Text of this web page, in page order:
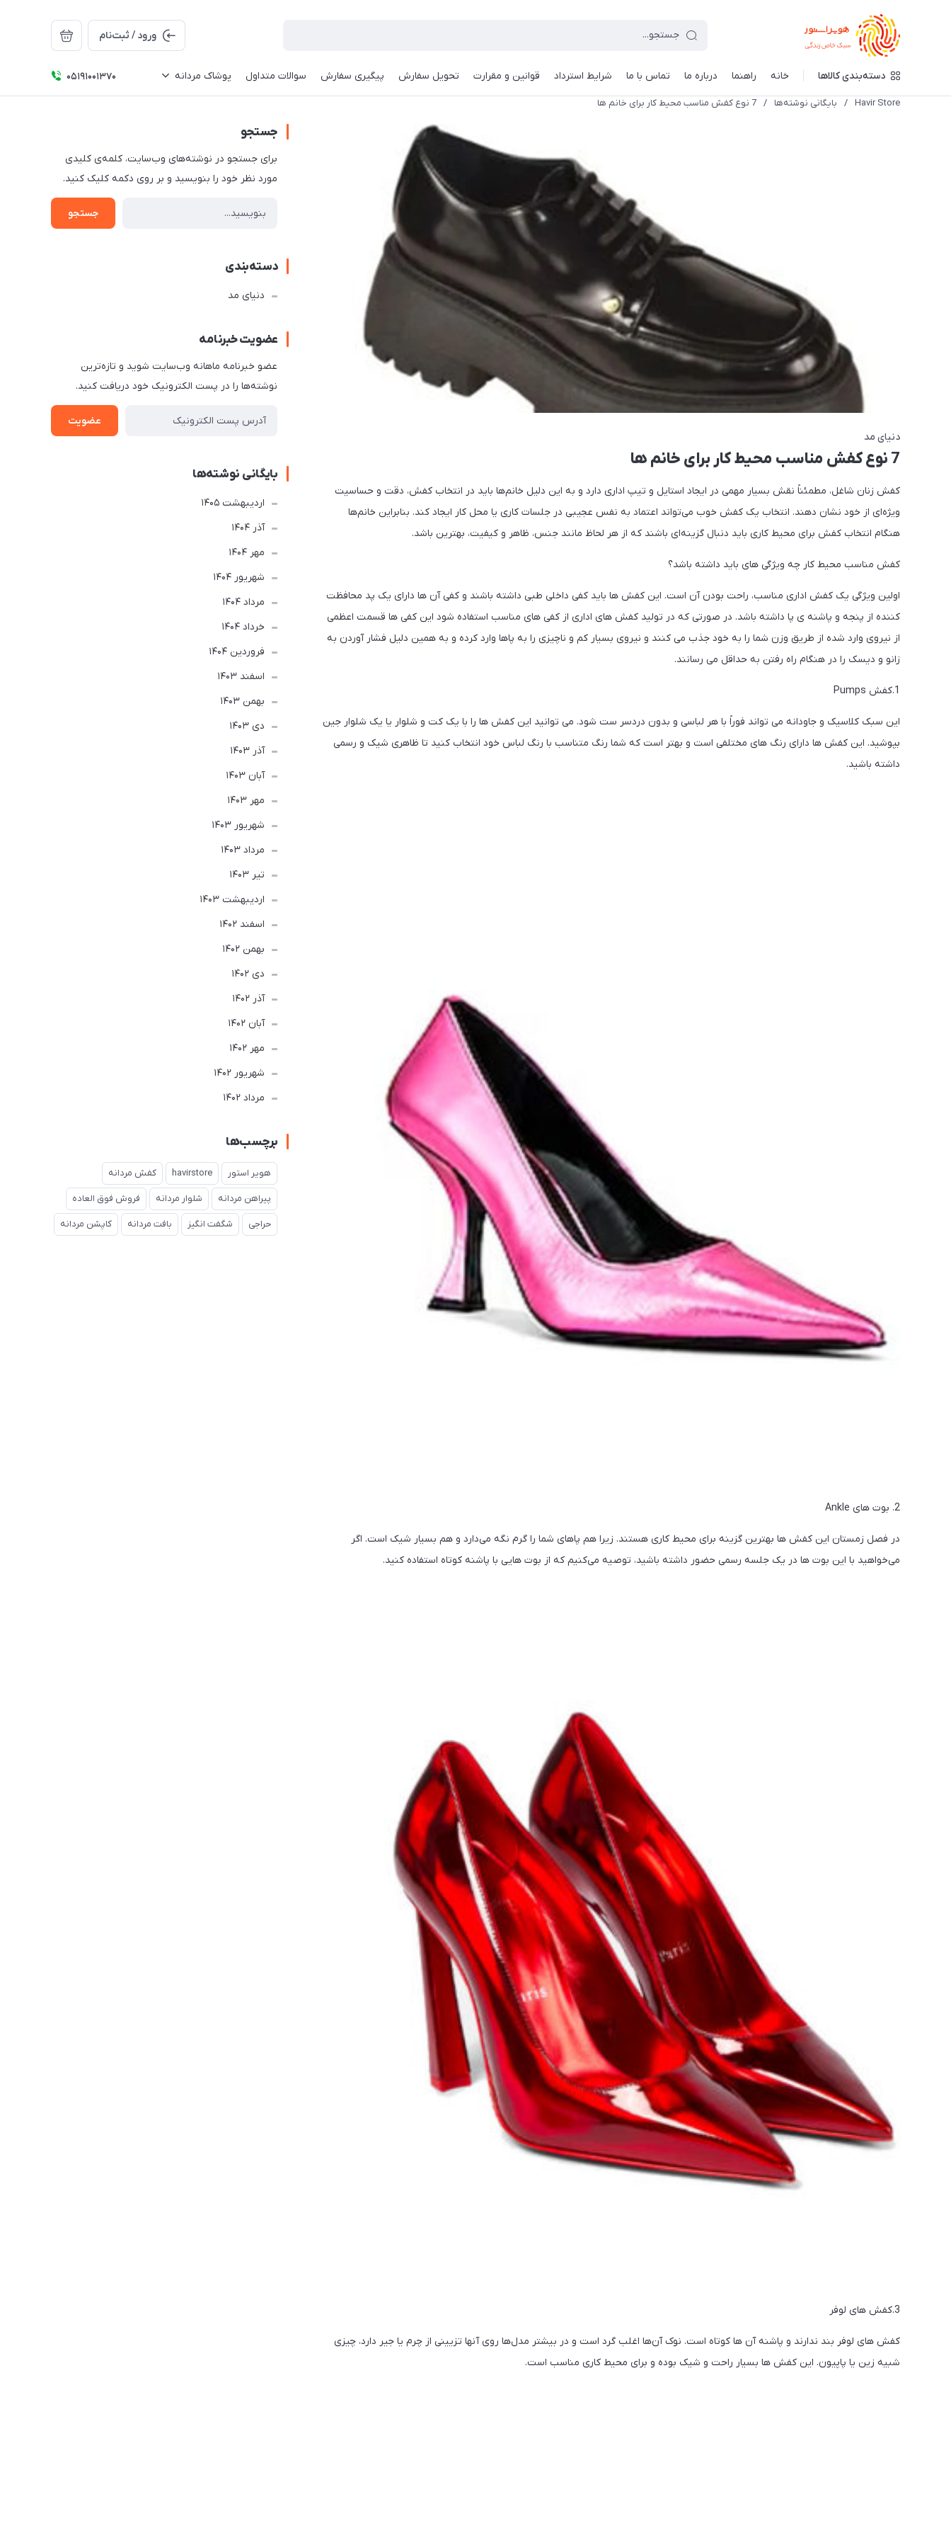
ورود / ثبت‌نام
دسته‌بندی کالاها خانه راهنما درباره ما تماس با ما شرایط استرداد قوانین و مقرارت تحویل سفارش پیگیری سفارش سوالات متداول پوشاک مردانه 05191001370
Havir Store
/ بایگانی نوشته‌ها / 7 نوع کفش مناسب محیط کار برای خانم ها
دنیای مد
7 نوع کفش مناسب محیط کار برای خانم ها
کفش زنان شاغل، مطمئناً نقش بسیار مهمی در ایجاد استایل و تیپ اداری دارد و به این دلیل خانم‌ها باید در انتخاب کفش، دقت و حساسیت
ویژه‌ای از خود نشان دهند. انتخاب یک کفش خوب می‌تواند اعتماد به نفس عجیبی در جلسات کاری یا محل کار ایجاد کند. بنابراین خانم‌ها
هنگام انتخاب کفش برای محیط کاری باید دنبال گزینه‌ای باشند که از هر لحاظ مانند جنس، ظاهر و کیفیت، بهترین باشد.
کفش مناسب محیط کار چه ویژگی های باید داشته باشد؟
اولین ویژگی یک کفش اداری مناسب، راحت بودن آن است. این کفش ها باید کفی داخلی طبی داشته باشند و کفی آن ها دارای یک پد محافظت
کننده از پنجه و پاشنه ی پا داشته باشد. در صورتی که در تولید کفش های اداری از کفی های مناسب استفاده شود این کفی ها قسمت اعظمی
از نیروی وارد شده از طریق وزن شما را به خود جذب می کنند و نیروی بسیار کم و ناچیزی را به پاها وارد کرده و به همین دلیل فشار آوردن به
زانو و دیسک را در هنگام راه رفتن به حداقل می رسانند.
1.کفش Pumps
این سبک کلاسیک و جاودانه می تواند فوراً با هر لباسی و بدون دردسر ست شود. می توانید این کفش ها را با یک کت و شلوار یا یک شلوار جین
بپوشید. این کفش ها دارای رنگ های مختلفی است و بهتر است که شما رنگ متناسب با رنگ لباس خود انتخاب کنید تا ظاهری شیک و رسمی
داشته باشید.
2. بوت های Ankle
در فصل زمستان این کفش ها بهترین گزینه برای محیط کاری هستند. زیرا هم پاهای شما را گرم نگه می‌دارد و هم بسیار شیک است. اگر
می‌خواهید با این بوت ها در یک جلسه رسمی حضور داشته باشید، توصیه می‌کنیم که از بوت هایی با پاشنه کوتاه استفاده کنید.
3.کفش های لوفر
کفش های لوفر بند ندارند و پاشنه آن ها کوتاه است. نوک آن‌ها اغلب گرد است و در بیشتر مدل‌ها روی آنها تزیینی از چرم یا جیر دارد، چیزی
شبیه زین یا پاپیون. این کفش ها بسیار راحت و شیک بوده و برای محیط کاری مناسب است.
جستجو
برای جستجو در نوشته‌های وب‌سایت، کلمه‌ی کلیدی
مورد نظر خود را بنویسید و بر روی دکمه کلیک کنید.
جستجو
دسته‌بندی
دنیای مد
عضویت خبرنامه
عضو خبرنامه ماهانه وب‌سایت شوید و تازه‌ترین
نوشته‌ها را در پست الکترونیک خود دریافت کنید.
عضویت
بایگانی نوشته‌ها
ارديبهشت 1405
آذر 1404
مهر 1404
شهریور 1404
مرداد 1404
خرداد 1404
فروردین 1404
اسفند 1403
بهمن 1403
دی 1403
آذر 1403
آبان 1403
مهر 1403
شهریور 1403
مرداد 1403
تير 1403
ارديبهشت 1403
اسفند 1402
بهمن 1402
دی 1402
آذر 1402
آبان 1402
مهر 1402
شهریور 1402
مرداد 1402
برچسب‌ها
هویر استور havirstore کفش مردانه
پیراهن مردانه شلوار مردانه فروش فوق العاده
حراجی شگفت انگیز بافت مردانه کاپشن مردانه